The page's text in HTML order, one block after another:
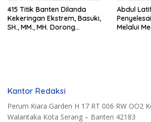
415 Titik Banten Dilanda
Kekeringan Ekstrem, Basuki,
SH., MM., MH. Dorong
Abdul Latif:
Melalui
Kantor Redaksi
Perum Kiara Garden H 17 RT 006 RW OO2
Walantaka Kota Serang – Banten 42183